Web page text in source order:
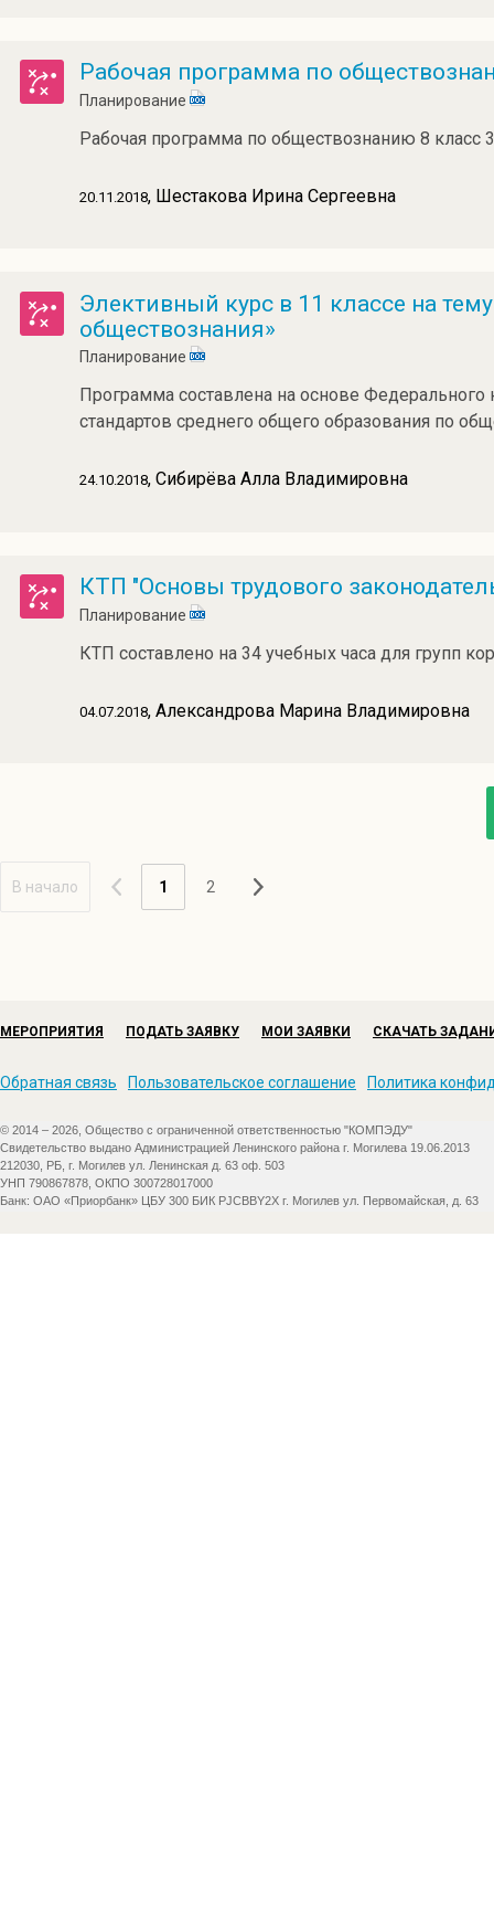
Рабочая программа по
Планирование
Рабочая программа по обществознанию 8 класс
20.11.2018, Шестакова Ирина Сергеевна
Элективный курс в 11 классе на
обществознания»
Планирование
Программа составлена на основе Федерального
стандартов среднего общего образования по
24.10.2018, Сибирёва Алла Владимировна
КТП "Основы трудового
Планирование
КТП составлено на 34 учебных часа для групп
04.07.2018, Александрова Марина Владимировна
В начало 1 2
МЕРОПРИЯТИЯ ПОДАТЬ ЗАЯВКУ МОИ ЗАЯВКИ СКАЧАТЬ
Обратная связь Пользовательское соглашение Политика
© 2014 – 2026, Общество с ограниченной ответственностью "КОМПЭДУ"
Свидетельство выдано Администрацией Ленинского района г. Могилева 19.06.2013
212030, РБ, г. Могилев ул. Ленинская д. 63 оф. 503
УНП 790867878, ОКПО 300728017000
Банк: ОАО «Приорбанк» ЦБУ 300 БИК PJCBBY2X г. Могилев ул. Первомайская, д. 63